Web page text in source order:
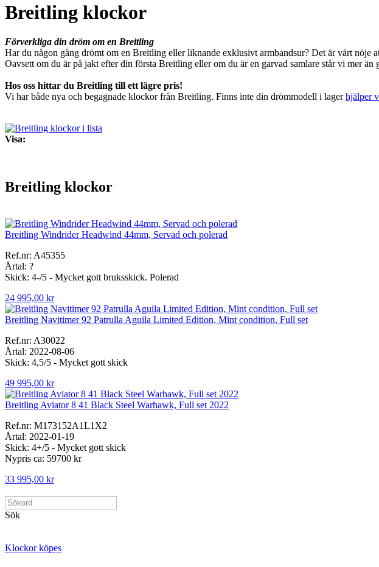
Breitling klockor
Förverkliga din dröm om en Breitling
Har du någon gång drömt om en Breitling eller liknande exklusivt armbandsur? Det är vårt nöje
Oavsett om du är på jakt efter din första Breitling eller om du är en garvad samlare står vi mer än
Hos oss hittar du Breitling till ett lägre pris!
Vi har både nya och begagnade klockor från Breitling. Finns inte din drömmodell i lagerhjälper
Visa:
Breitling klockor
Breitling Windrider Headwind 44mm, Servad och polerad
Ref.nr: A45355
Årtal: ?
Skick: 4-/5 - Mycket gott bruksskick. Polerad
24 995,00 kr
Breitling Navitimer 92 Patrulla Aguila Limited Edition, Mint condition, Full set
Ref.nr: A30022
Årtal: 2022-08-06
Skick: 4,5/5 - Mycket gott skick
49 995,00 kr
Breitling Aviator 8 41 Black Steel Warhawk, Full set 2022
Ref.nr: M173152A1L1X2
Årtal: 2022-01-19
Skick: 4+/5 - Mycket gott skick
Nypris ca: 59700 kr
33 995,00 kr
Sök
Klockor köpes